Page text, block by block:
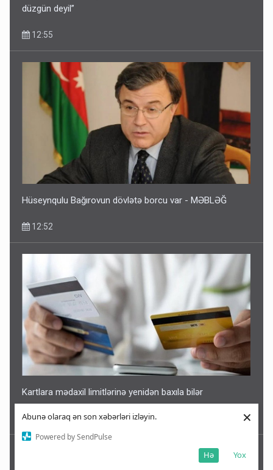
Abunə olaraq ən son xəbərləri izləyin.
Powered by SendPulse
Yox
Hə
×
düzgün deyil”
12:55
Hüseynqulu Bağırovun dövlətə borcu var - MƏBLƏĞ
12:52
Kartlara mədaxil limitlərinə yenidən baxıla bilər
12:45